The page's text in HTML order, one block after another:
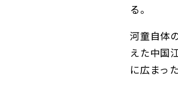
る。
河童自体
えた中国
に広まっ